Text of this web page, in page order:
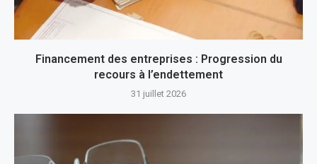
Financement des entreprises : Progression du
recours à l’endettement
31 juillet 2026